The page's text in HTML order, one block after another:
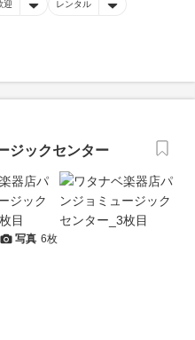
迎 レンタル
ジックセンター
写真 6枚